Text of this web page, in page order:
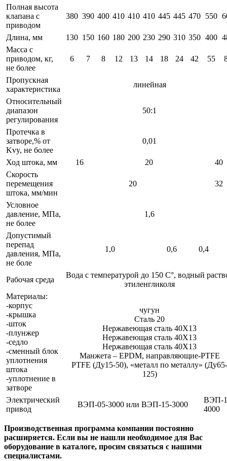
Полная высота
клапана с
приводом
380 390 400 410 410 410 445 445 470 550
Длина, мм 130 150 160 180 200 230 290 310 350 400
Масса с
приводом, кг,
не более
6 7 8 12 13 14 18 24 42 55
Пропускная
характеристика
линейная
Относительный
диапазон
регулирования
50:1
Протечка в
затворе,% от
Kvy, не более
0,01
Ход штока, мм 16 20
40
Скорость
перемещения
штока, мм/мин
20 32
Условное
давление, МПа,
не более
1,6
Допустимый
перепад
давления, МПа,
не боле
1,0 0,6 0,4
Рабочая среда
Вода с температурой до 150 С°, водный
этиленгликоля
Материалы:
-корпус
-крышка
-шток
-плунжер
-седло
-сменный блок
уплотнения
штока
-уплотнение в
затворе
чугун
Сталь 20
Нержавеющая сталь 40Х13
Нержавеющая сталь 40Х13
Нержавеющая сталь 40Х13
Манжета – EPDM, направляющие-PTFE
PTFE (Ду15-50), «металл по металлу» (Ду65-
125)
Электрический
привод
ВЭП-05-3000 или ВЭП-15-3000
ВЭП-
4000
Производственная программа компании постоянно
расширяется. Если вы не нашли необходимое для Вас
оборудование в каталоге, просим связаться с нашими
специалистами.